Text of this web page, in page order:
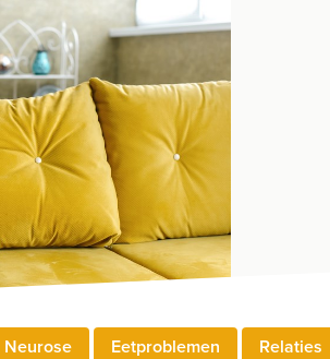
Neurose Eetproblemen Relaties